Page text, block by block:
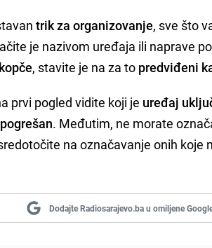
trik za organizovanje, sve što
je nazivom uređaja ili naprave
, stavite je na za to predviđeni
prvi pogled vidite koji je uređaj
. Međutim, ne morate
na označavanje onih koje
Dodajte Radiosarajevo.ba u omiljene